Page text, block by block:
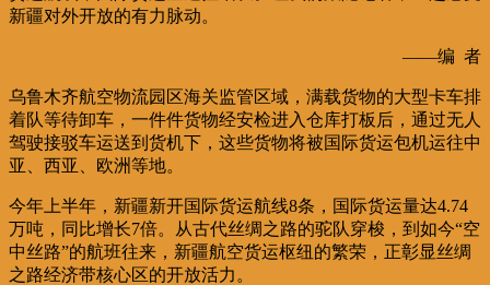
新疆对外开放的有力脉动。
——编 者
乌鲁木齐航空物流园区海关监管区域，满载货物的大型卡车排
着队等待卸车，一件件货物经安检进入仓库打板后，通过无人
驾驶接驳车运送到货机下，这些货物将被国际货运包机运往中
亚、西亚、欧洲等地。
今年上半年，新疆新开国际货运航线8条，国际货运量达4.74
万吨，同比增长7倍。从古代丝绸之路的驼队穿梭，到如今“空
中丝路”的航班往来，新疆航空货运枢纽的繁荣，正彰显丝绸
之路经济带核心区的开放活力。